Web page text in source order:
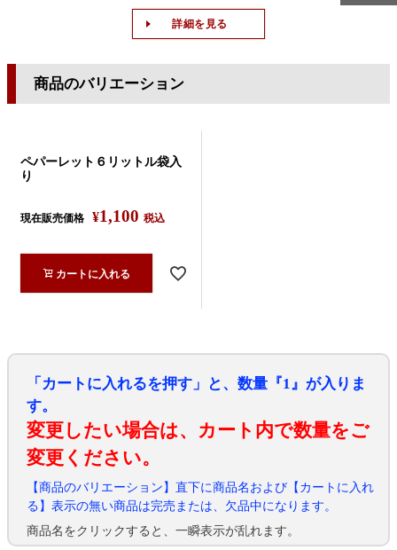
詳細を見る
商品のバリエーション
ペパーレット６リットル袋入
り
現在販売価格 ¥1,100 税込
カートに入れる
「カートに入れるを押す」と、数量『1』が入りま
す。
変更したい場合は、カート内で数量をご
変更ください。
【商品のバリエーション】直下に商品名および【カートに入れ
る】表示の無い商品は完売または、欠品中になります。
商品名をクリックすると、一瞬表示が乱れます。